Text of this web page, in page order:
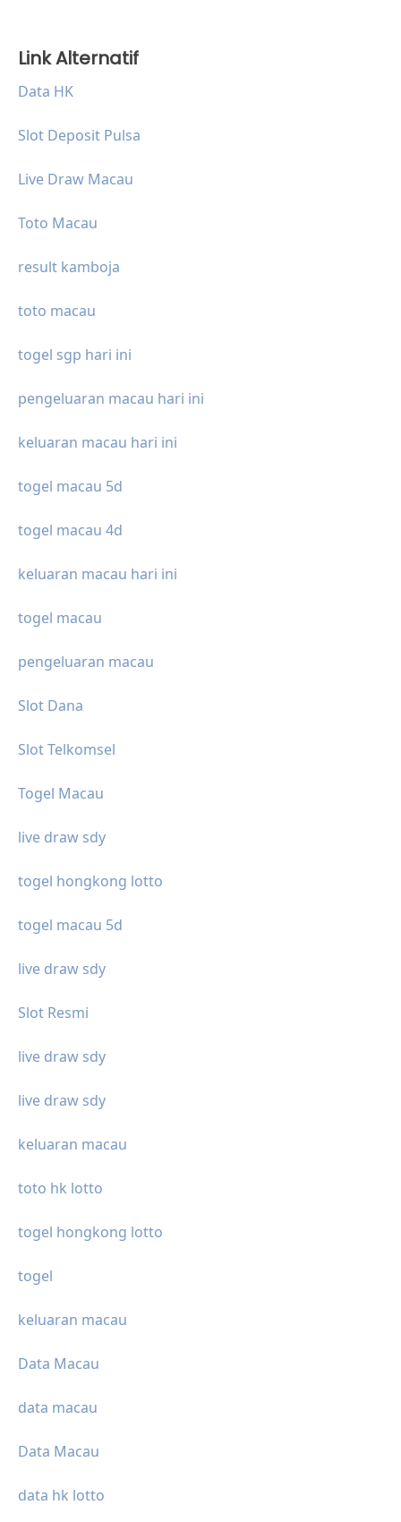
Link Alternatif
Data HK
Slot Deposit Pulsa
Live Draw Macau
Toto Macau
result kamboja
toto macau
togel sgp hari ini
pengeluaran macau hari ini
keluaran macau hari ini
togel macau 5d
togel macau 4d
keluaran macau hari ini
togel macau
pengeluaran macau
Slot Dana
Slot Telkomsel
Togel Macau
live draw sdy
togel hongkong lotto
togel macau 5d
live draw sdy
Slot Resmi
live draw sdy
live draw sdy
keluaran macau
toto hk lotto
togel hongkong lotto
togel
keluaran macau
Data Macau
data macau
Data Macau
data hk lotto